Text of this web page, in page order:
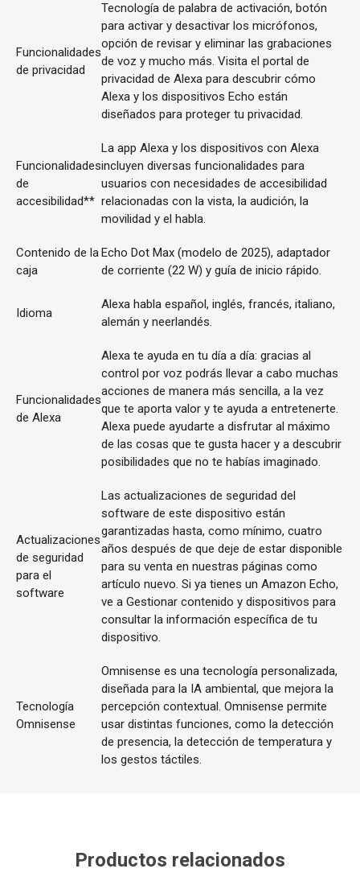
Funcionalidades
de privacidad
Tecnología de palabra de activación, botón
para activar y desactivar los micrófonos,
opción de revisar y eliminar las grabaciones
de voz y mucho más. Visita el portal de
privacidad de Alexa para descubrir cómo
Alexa y los dispositivos Echo están
diseñados para proteger tu privacidad.
Funcionalidades
de
accesibilidad**
La app Alexa y los dispositivos con Alexa
incluyen diversas funcionalidades para
usuarios con necesidades de accesibilidad
relacionadas con la vista, la audición, la
movilidad y el habla.
Contenido de la
caja
Echo Dot Max (modelo de 2025), adaptador
de corriente (22 W) y guía de inicio rápido.
Idioma
Alexa habla español, inglés, francés, italiano,
alemán y neerlandés.
Funcionalidades
de Alexa
Alexa te ayuda en tu día a día: gracias al
control por voz podrás llevar a cabo muchas
acciones de manera más sencilla, a la vez
que te aporta valor y te ayuda a entretenerte.
Alexa puede ayudarte a disfrutar al máximo
de las cosas que te gusta hacer y a descubrir
posibilidades que no te habías imaginado.
Actualizaciones
de seguridad
para el
software
Las actualizaciones de seguridad del
software de este dispositivo están
garantizadas hasta, como mínimo, cuatro
años después de que deje de estar disponible
para su venta en nuestras páginas como
artículo nuevo. Si ya tienes un Amazon Echo,
ve a Gestionar contenido y dispositivos para
consultar la información específica de tu
dispositivo.
Tecnología
Omnisense
Omnisense es una tecnología personalizada,
diseñada para la IA ambiental, que mejora la
percepción contextual. Omnisense permite
usar distintas funciones, como la detección
de presencia, la detección de temperatura y
los gestos táctiles.
Productos relacionados